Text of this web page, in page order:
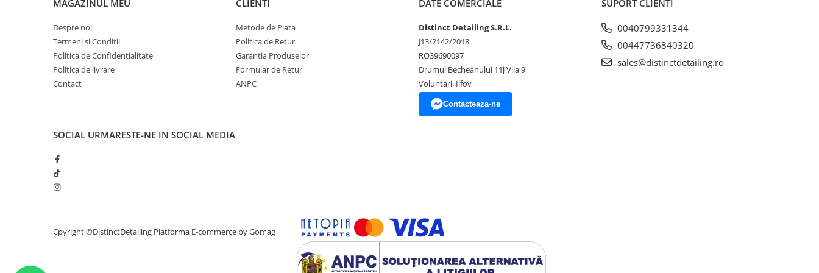
MAGAZINUL MEU
Despre noi
Termeni si Conditii
Politica de Confidentialitate
Politica de livrare
Contact
CLIENTI
Metode de Plata
Politica de Retur
Garantia Produselor
Formular de Retur
ANPC
DATE COMERCIALE
Distinct Detailing S.R.L.
J13/2142/2018
RO39690097
Drumul Becheanului 11j Vila 9
Voluntari, Ilfov
Contacteaza-ne
SUPORT CLIENTI
0040799331344
00447736840320
sales@distinctdetailing.ro
SOCIAL URMARESTE-NE IN SOCIAL MEDIA
Cpyright ©DistinctDetailing Platforma E-commerce by Gomag